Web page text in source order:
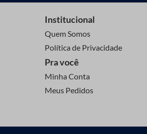
Institucional
Quem Somos
Política de Privacidade
Pra você
Minha Conta
Meus Pedidos